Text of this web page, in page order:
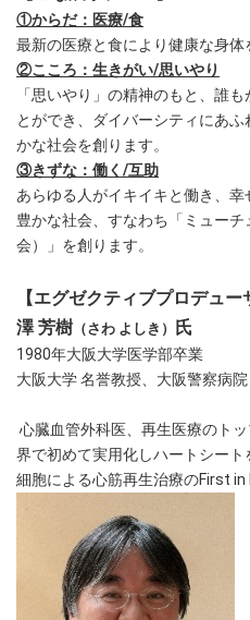
①からだ：医療/食
最新の医療と食により健康な身体
②こころ：生きがい/思いやり
「思いやり」の精神のもと、誰
とができ、ダイバーシティにあ
かな社会を創ります。
③きずな：働く/互助
あらゆる人がイキイキと働き、
豊かな社会、すなわち「ミュー
会）」を創ります。
【エグゼクティブプロデュー
澤 芳樹 （さわ よしき） 氏
1980年大阪大学医学部卒業
大阪大学 名誉教授、大阪警察病
心臓血管外科医、再生医療のト
界で初めて実用化しハートシー
細胞による心筋再生治療のFirst in